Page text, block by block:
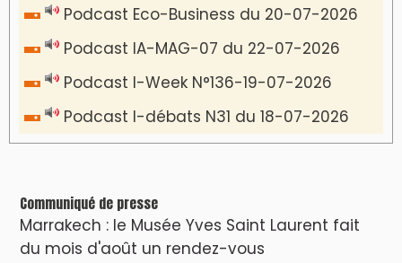
Podcast Eco-Business du 20-07-2026
Podcast IA-MAG-07 du 22-07-2026
Podcast I-Week N°136-19-07-2026
Podcast I-débats N31 du 18-07-2026
Communiqué de presse
Marrakech : le Musée Yves Saint Laurent fait
du mois d'août un rendez-vous